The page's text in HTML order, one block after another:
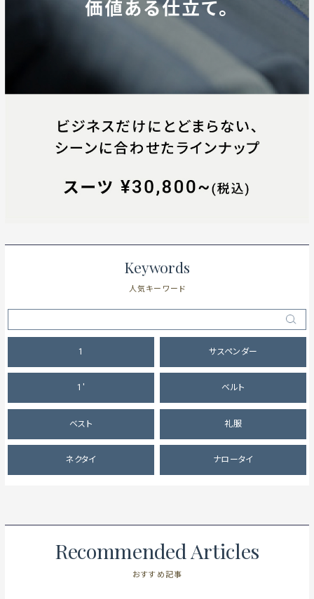
Keywords
人気キーワード
1 サスペンダー
1' ベルト
ベスト 礼服
ネクタイ ナロータイ
Recommended Articles
おすすめ記事